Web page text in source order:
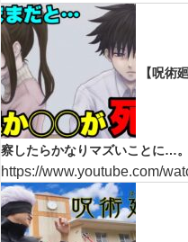
【呪術
察したらかなりマズいことに…。
https://www.youtube.com/